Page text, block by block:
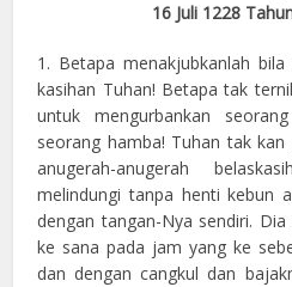
16 Juli 1228
1. Betapa menakjubkanlah
kasihan Tuhan! Betapa tak
untuk mengurbankan
seorang hamba! Tuhan tak
anugerah-anugerah
melindungi tanpa henti kebun
dengan tangan-Nya sendiri.
ke sana pada jam yang ke
dan dengan cangkul dan